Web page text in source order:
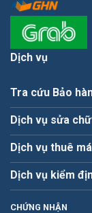
Dịch vụ
Tra cứu Bảo
Dịch vụ sửa
Dịch vụ thuê
Dịch vụ kiểm
CHỨNG NHẬN